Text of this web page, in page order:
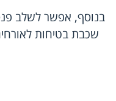
בנוסף, אפשר לשלב
שכבת בטיחות